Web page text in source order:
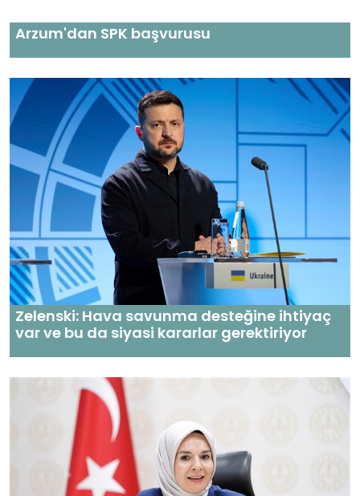
Arzum'dan SPK başvurusu
Zelenski: Hava savunma desteğine ihtiyaç
var ve bu da siyasi kararlar gerektiriyor